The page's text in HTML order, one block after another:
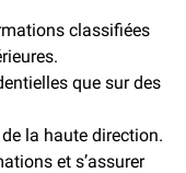
classifiées
que sur des
la haute direction.
et s’assurer